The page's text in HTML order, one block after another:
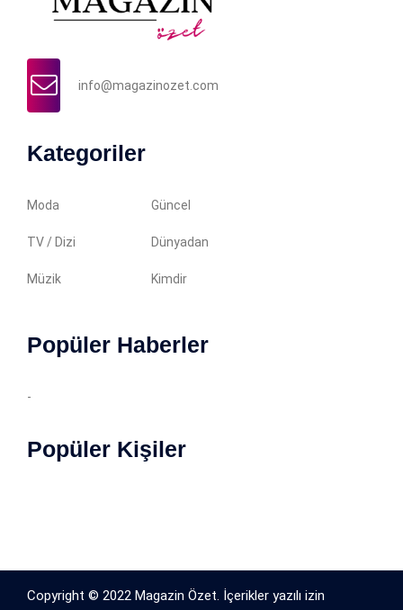
info@magazinozet.com
Kategoriler
Moda Güncel
TV / Dizi Dünyadan
Müzik Kimdir
Popüler Haberler
-
Popüler Kişiler
Copyright © 2022 Magazin Özet. İçerikler yazılı izin